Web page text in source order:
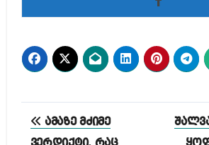
პოსტის
ამაზე მძიმე